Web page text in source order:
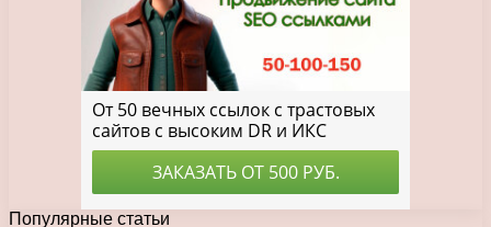
Популярные статьи